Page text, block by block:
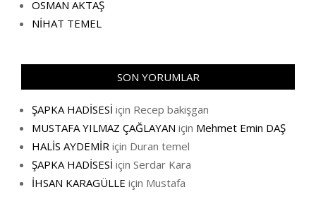
OSMAN AKTAŞ
NİHAT TEMEL
SON YORUMLAR
ŞAPKA HADİSESİ için Recep bakişgan
MUSTAFA YILMAZ ÇAĞLAYAN için Mehmet Emin DAŞ
HALİS AYDEMİR için Duran temel
ŞAPKA HADİSESİ için Serdar Kara
İHSAN KARAGÜLLE için Mustafa